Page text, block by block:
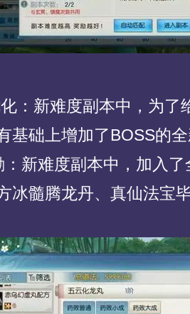
：新难度副本中，为了
基础上增加了BOSS的
：新难度副本中，加入
冰髓腾龙丹、真仙法宝